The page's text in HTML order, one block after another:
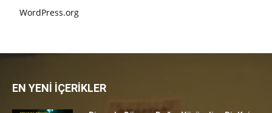
WordPress.org
EN YENİ İÇERİKLER